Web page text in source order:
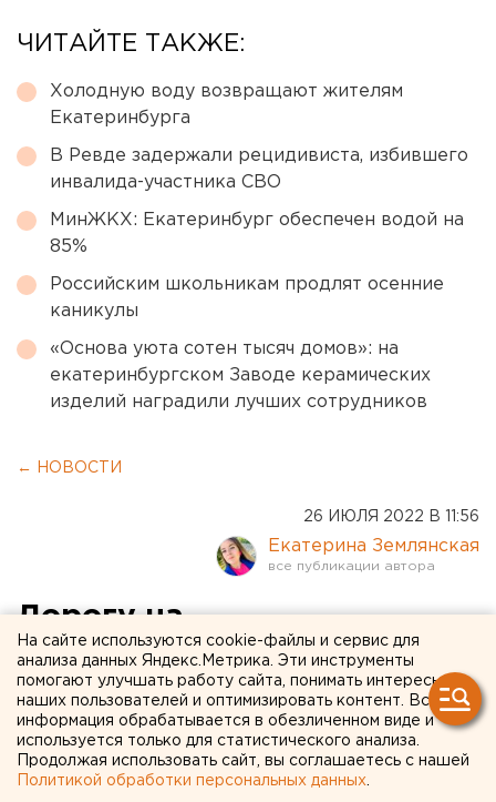
ЧИТАЙТЕ ТАКЖЕ:
Холодную воду возвращают жителям
Екатеринбурга
В Ревде задержали рецидивиста, избившего
инвалида-участника СВО
МинЖКХ: Екатеринбург обеспечен водой на
85%
Российским школьникам продлят осенние
каникулы
«Основа уюта сотен тысяч домов»: на
екатеринбургском Заводе керамических
изделий наградили лучших сотрудников
← НОВОСТИ
26 ИЮЛЯ 2022 В 11:56
Екатерина Землянская
Дорогу на
екатеринбургском
Компрессорном, которую
объезжали автобусы,
отремонтировали после
На сайте используются cookie-файлы и сервис для
анализа данных Яндекс.Метрика. Эти инструменты
помогают улучшать работу сайта, понимать интересы
наших пользователей и оптимизировать контент. Вся
информация обрабатывается в обезличенном виде и
используется только для статистического анализа.
Продолжая использовать сайт, вы соглашаетесь с нашей
Политикой обработки персональных данных